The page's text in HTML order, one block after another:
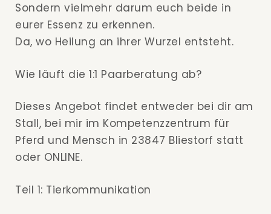
Sondern vielmehr darum euch beide in
eurer Essenz zu erkennen.
Da, wo Heilung an ihrer Wurzel entsteht.
Wie läuft die 1:1 Paarberatung ab?
Dieses Angebot findet entweder bei dir am
Stall, bei mir im Kompetenzzentrum für
Pferd und Mensch in 23847 Bliestorf statt
oder ONLINE.
Teil 1: Tierkommunikation